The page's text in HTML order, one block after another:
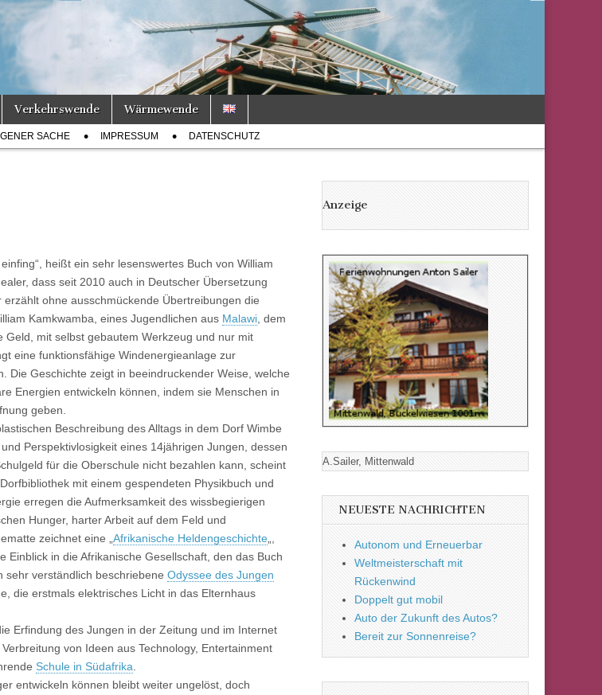
Verkehrswende Wärmewende
SACHE IMPRESSUM DATENSCHUTZ
heißt ein sehr lesenswertes Buch von William
dass seit 2010 auch in Deutscher Übersetzung
ohne ausschmückende Übertreibungen die
Kamkwamba, eines Jugendlichen aus Malawi , dem
Geld, mit selbst gebautem Werkzeug und nur mit
eine funktionsfähige Windenergieanlage zur
Die Geschichte zeigt in beeindruckender Weise, welche
Energien entwickeln können, indem sie Menschen in
geben.
Beschreibung des Alltags in dem Dorf Wimbe
Perspektivlosigkeit eines 14jährigen Jungen, dessen
für die Oberschule nicht bezahlen kann, scheint
mit einem gespendeten Physikbuch und
erregen die Aufmerksamkeit des wissbegierigen
Hunger, harter Arbeit auf dem Feld und
zeichnet eine „ Afrikanische Heldengeschichte
in die Afrikanische Gesellschaft, den das Buch
sehr verständlich beschriebene Odyssee des Jungen
die erstmals elektrisches Licht in das Elternhaus
Erfindung des Jungen in der Zeitung und im Internet
von Ideen aus Technology, Entertainment
Schule in Südafrika
entwickeln können bleibt weiter ungelöst, doch
Anzeige
A.Sailer, Mittenwald
NEUESTE NACHRICHTEN
Autonom und Erneuerbar
Weltmeisterschaft mit
Rückenwind
Doppelt gut mobil
Auto der Zukunft des Autos?
Bereit zur Sonnenreise?